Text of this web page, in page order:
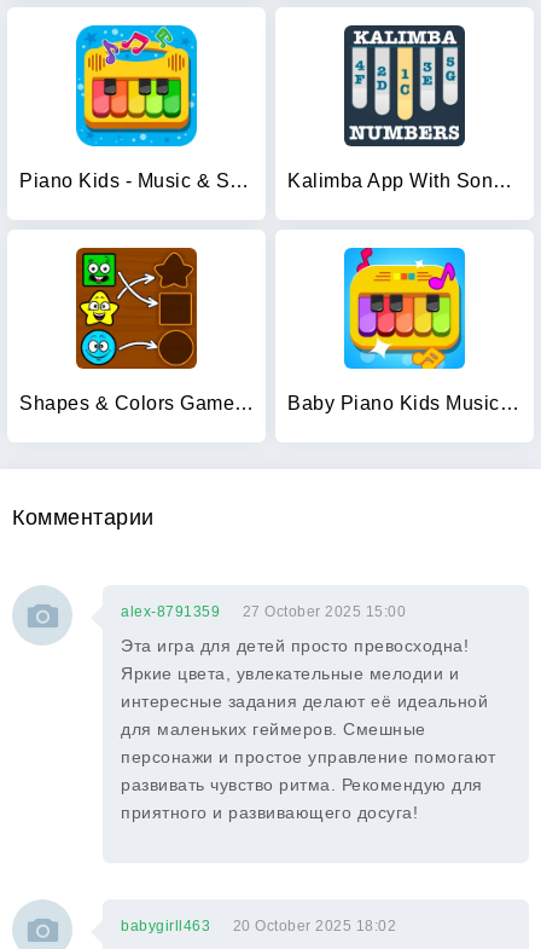
Piano Kids - Music & Songs Kalimba App With Songs Numbers
Shapes & Colors Games for Kids Baby Piano Kids Music Games
Комментарии
alex-8791359 27 October 2025 15:00
Эта игра для детей просто превосходна!
Яркие цвета, увлекательные мелодии и
интересные задания делают её идеальной
для маленьких геймеров. Смешные
персонажи и простое управление помогают
развивать чувство ритма. Рекомендую для
приятного и развивающего досуга!
babygirll463 20 October 2025 18:02